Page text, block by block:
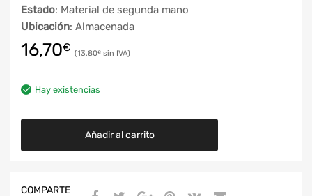
Estado: Material de segunda mano
Ubicación: Almacenada
16,70€ 13,80€
Hay existencias
Añadir al carrito
COMPARTE